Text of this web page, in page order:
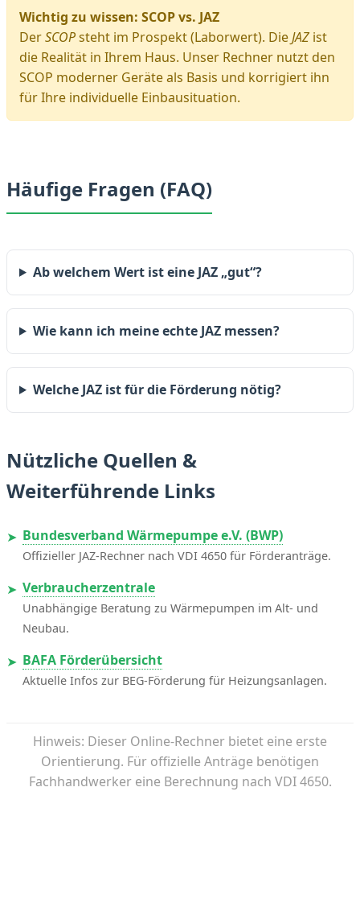
Wichtig zu wissen: SCOP vs. JAZ
DerSCOPsteht im Prospekt (Laborwert). DieJAZ ist
die Realität in Ihrem Haus. Unser Rechner nutzt den
SCOP moderner Geräte als Basis und korrigiert ihn
für Ihre individuelle Einbausituation.
Häufige Fragen (FAQ)
Ab welchem Wert ist eine JAZ „gut“?
Wie kann ich meine echte JAZ messen?
Welche JAZ ist für die Förderung nötig?
Nützliche Quellen &
Weiterführende Links
➤ Bundesverband Wärmepumpe e.V. (BWP)
Offizieller JAZ-Rechner nach VDI 4650 für Förderanträge.
➤ Verbraucherzentrale
Unabhängige Beratung zu Wärmepumpen im Alt- und
Neubau.
➤ BAFA Förderübersicht
Aktuelle Infos zur BEG-Förderung für Heizungsanlagen.
Hinweis: Dieser Online-Rechner bietet eine erste
Orientierung. Für offizielle Anträge benötigen
Fachhandwerker eine Berechnung nach VDI 4650.